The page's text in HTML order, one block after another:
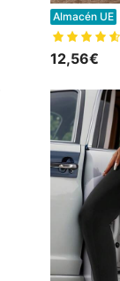
Almacén UE
12,56€